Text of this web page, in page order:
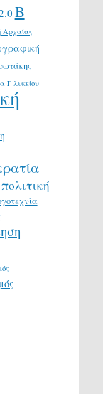
Β
Αρχαίας
Γ λυκείου